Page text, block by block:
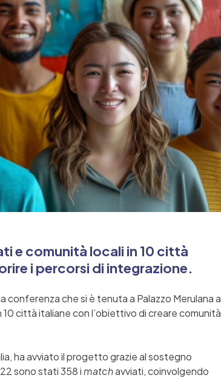
e comunità locali in 10 città
i percorsi di integrazione.
che si è tenuta a Palazzo Merulana a
città italiane con l’obiettivo di creare comunità
ha avviato il progetto grazie al sostegno
sono stati 358 imatchavviati, coinvolgendo